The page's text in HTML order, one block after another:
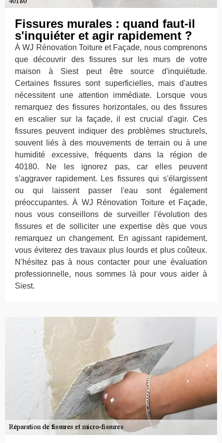
Fissures murales : quand faut-il
s'inquiéter et agir rapidement ?
À WJ Rénovation Toiture et Façade, nous comprenons
que découvrir des fissures sur les murs de votre
maison à Siest peut être source d'inquiétude.
Certaines fissures sont superficielles, mais d'autres
nécessitent une attention immédiate. Lorsque vous
remarquez des fissures horizontales, ou des fissures
en escalier sur la façade, il est crucial d'agir. Ces
fissures peuvent indiquer des problèmes structurels,
souvent liés à des mouvements de terrain ou à une
humidité excessive, fréquents dans la région de
40180. Ne les ignorez pas, car elles peuvent
s'aggraver rapidement. Les fissures qui s'élargissent
ou qui laissent passer l'eau sont également
préoccupantes. À WJ Rénovation Toiture et Façade,
nous vous conseillons de surveiller l'évolution des
fissures et de solliciter une expertise dès que vous
remarquez un changement. En agissant rapidement,
vous éviterez des travaux plus lourds et plus coûteux.
N'hésitez pas à nous contacter pour une évaluation
professionnelle, nous sommes là pour vous aider à
Siest.